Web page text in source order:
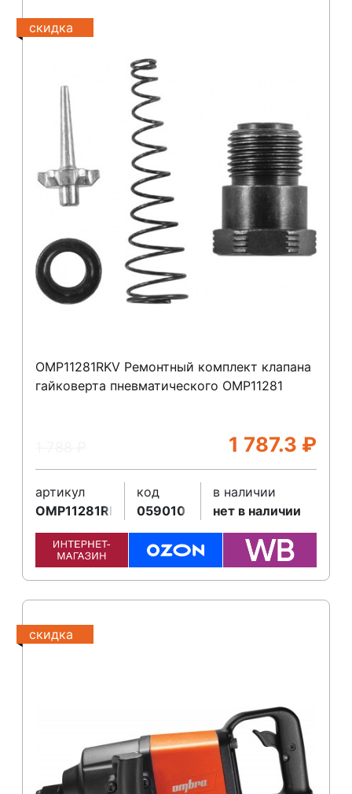
скидка
OMP11281RKV Ремонтный комплект клапана
гайковерта пневматического OMP11281
1 787.3 ₽
артикул
OMP11281RKV
код
059010
в наличии
нет в наличии
скидка